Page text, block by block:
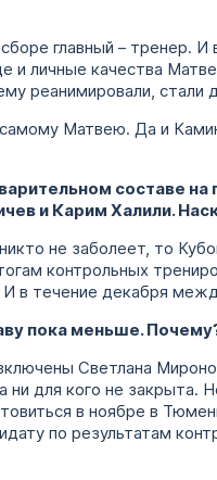
главный – тренер.
и личные качества
реанимировали, стали
Матвею. Да и
составе
и Карим Халили.
не заболеет, то
контрольных
И в течение декабря
пока меньше.
Светлана
ни для кого не
в ноябре в
по результатам